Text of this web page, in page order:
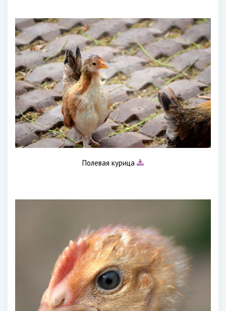
Полевая курица